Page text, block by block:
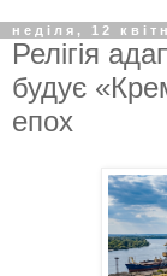
неділя, 12
Релігія
будує
епох